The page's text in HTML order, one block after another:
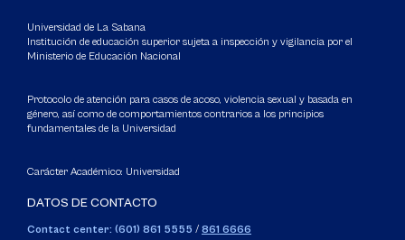
Universidad de La Sabana
Institución de educación superior sujeta a inspección y vigilancia por el
Ministerio de Educación Nacional
Protocolo de atención para casos de acoso, violencia sexual y basada en
género, así como de comportamientos contrarios a los principios
fundamentales de la Universidad
Carácter Académico: Universidad
DATOS DE CONTACTO
Contact center: (601) 861 5555 / 861 6666